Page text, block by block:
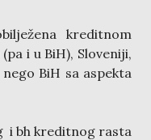
kreditnom
i u BiH), Sloveniji,
BiH sa aspekta
i bh kreditnog rasta